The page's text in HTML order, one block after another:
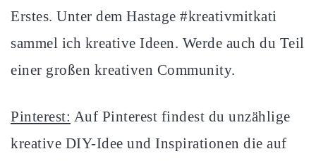
Erstes. Unter dem Hastage #kreativmitkati
sammel ich kreative Ideen. Werde auch du Teil
einer großen kreativen Community.
Pinterest: Auf Pinterest findest du unzählige
kreative DIY-Idee und Inspirationen die auf